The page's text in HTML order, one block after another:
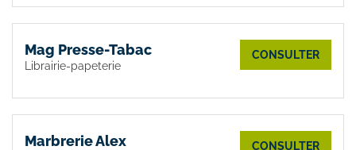
Mag Presse-Tabac
Librairie-papeterie
CONSULTER
Marbrerie Alex CONSULTER